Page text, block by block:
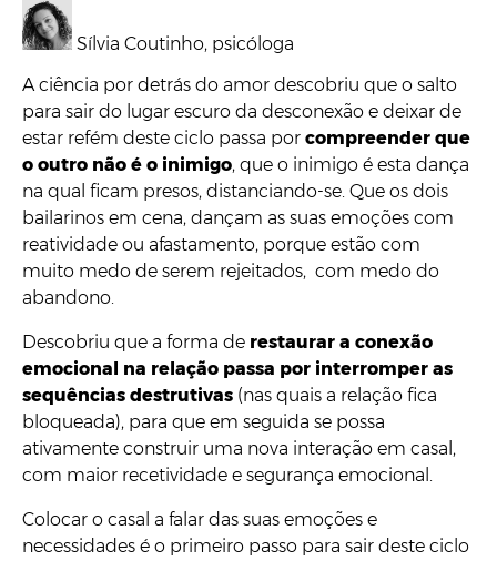
Sílvia Coutinho, psicóloga
A ciência por detrás do amor descobriu que o salto
para sair do lugar escuro da desconexão e deixar de
estar refém deste ciclo passa por compreender que
o outro não é o inimigo, que o inimigo é esta dança
na qual ficam presos, distanciando-se. Que os dois
bailarinos em cena, dançam as suas emoções com
reatividade ou afastamento, porque estão com
muito medo de serem rejeitados, com medo do
abandono.
Descobriu que a forma de restaurar a conexão
emocional na relação passa por interromper as
sequências destrutivas (nas quais a relação fica
bloqueada), para que em seguida se possa
ativamente construir uma nova interação em casal,
com maior recetividade e segurança emocional.
Colocar o casal a falar das suas emoções e
necessidades é o primeiro passo para sair deste ciclo